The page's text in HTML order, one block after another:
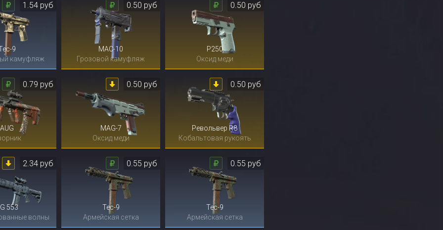
9
камуфляж
1.54 руб
MAC-10
Грозовой камуфляж
0.50 руб
P250
Оксид меди
0.50 руб
AUG
0.79 руб
MAG-7
Оксид меди
0.50 руб
Револьвер R8
Кобальтовая рукоять
0.50 руб
553
волны
2.34 руб
Tec-9
Армейская сетка
0.55 руб
Tec-9
Армейская сетка
0.55 руб